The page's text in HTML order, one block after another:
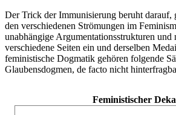
Der Trick der Immunisierung beruht darauf,
den verschiedenen Strömungen im
unabhängige Argumentations­strukturen und
verschiedene Seiten ein und derselben
feministische Dogmatik gehören folgende
Glaubensdogmen, de facto nicht
Feministischer